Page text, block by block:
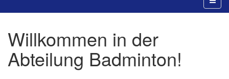
Willkommen in der
Abteilung Badminton!